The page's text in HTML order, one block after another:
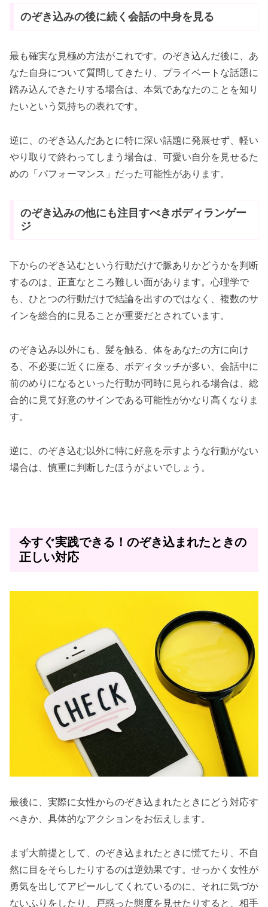
のぞき込みの後に続く会話の中身を見る
最も確実な見極め方法がこれです。のぞき込んだ後に、あ
なた自身について質問してきたり、プライベートな話題に
踏み込んできたりする場合は、本気であなたのことを知り
たいという気持ちの表れです。
逆に、のぞき込んだあとに特に深い話題に発展せず、軽い
やり取りで終わってしまう場合は、可愛い自分を見せるた
めの「パフォーマンス」だった可能性があります。
のぞき込みの他にも注目すべきボディランゲー
ジ
下からのぞき込むという行動だけで脈ありかどうかを判断
するのは、正直なところ難しい面があります。心理学で
も、ひとつの行動だけで結論を出すのではなく、複数のサ
インを総合的に見ることが重要だとされています。
のぞき込み以外にも、髪を触る、体をあなたの方に向け
る、不必要に近くに座る、ボディタッチが多い、会話中に
前のめりになるといった行動が同時に見られる場合は、総
合的に見て好意のサインである可能性がかなり高くなりま
す。
逆に、のぞき込む以外に特に好意を示すような行動がない
場合は、慎重に判断したほうがよいでしょう。
今すぐ実践できる！のぞき込まれたときの
正しい対応
最後に、実際に女性からのぞき込まれたときにどう対応す
べきか、具体的なアクションをお伝えします。
まず大前提として、のぞき込まれたときに慌てたり、不自
然に目をそらしたりするのは逆効果です。せっかく女性が
勇気を出してアピールしてくれているのに、それに気づか
ないふりをしたり、戸惑った態度を見せたりすると、相手